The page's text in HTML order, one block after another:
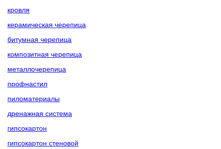
кровля
керамическая черепица
битумная черепица
композитная черепица
металлочерепица
профнастил
пиломатериалы
дренажная система
гипсокартон
гипсокартон стеновой